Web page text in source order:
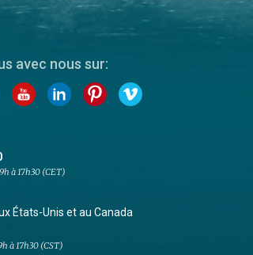
avec nous sur:
à 17h30 (CET)
États-Unis et au Canada
à 17h30 (CST)